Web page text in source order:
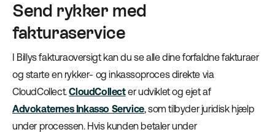
Send rykker med
fakturaservice
I Billys fakturaoversigt kan du se alle dine forfaldne fakturaer
og starte en rykker- og inkassoproces direkte via
CloudCollect.CloudCollecter udviklet og ejet af
Advokaternes Inkasso Service, som tilbyder juridisk hjælp
under processen. Hvis kunden betaler under